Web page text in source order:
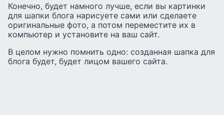
Конечно, будет намного лучше, если вы картинки
для шапки блога нарисуете сами или сделаете
оригинальные фото, а потом переместите их в
компьютер и установите на ваш сайт.
В целом нужно помнить одно: созданная шапка для
блога будет, будет лицом вашего сайта.